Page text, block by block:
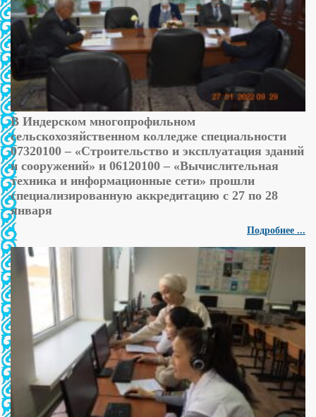
В Индерском многопрофильном
сельскохозяйственном колледже специальности
07320100 – «Строительство и эксплуатация зданий
и сооружений» и 06120100 – «Вычислительная
техника и информационные сети» прошли
специализированную аккредитацию с 27 по 28
января
Подробнее ...